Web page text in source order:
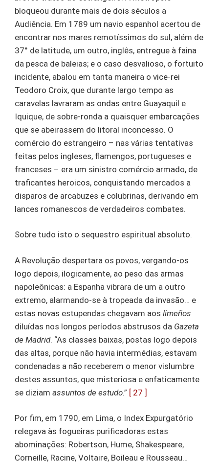
bloqueou durante mais de dois séculos a
Audiência. Em 1789 um navio espanhol acertou de
encontrar nos mares remotíssimos do sul, além de
37° de latitude, um outro, inglês, entregue à faina
da pesca de baleias; e o caso desvalioso, o fortuito
incidente, abalou em tanta maneira o vice-rei
Teodoro Croix, que durante largo tempo as
caravelas lavraram as ondas entre Guayaquil e
Iquique, de sobre-ronda a quaisquer embarcações
que se abeirassem do litoral inconcesso. O
comércio do estrangeiro – nas várias tentativas
feitas pelos ingleses, flamengos, portugueses e
franceses – era um sinistro comércio armado, de
traficantes heroicos, conquistando mercados a
disparos de arcabuzes e colubrinas, derivando em
lances romanescos de verdadeiros combates.
Sobre tudo isto o sequestro espiritual absoluto.
A Revolução despertara os povos, vergando-os
logo depois, ilogicamente, ao peso das armas
napoleônicas: a Espanha vibrara de um a outro
extremo, alarmando-se à tropeada da invasão… e
estas novas estupendas chegavam aos limeños
diluídas nos longos períodos abstrusos da Gazeta
de Madrid. “As classes baixas, postas logo depois
das altas, porque não havia intermédias, estavam
condenadas a não receberem o menor vislumbre
destes assuntos, que misteriosa e enfaticamente
se diziam assuntos de estudo.” [ 27 ]
Por fim, em 1790, em Lima, o Index Expurgatório
relegava às fogueiras purificadoras estas
abominações: Robertson, Hume, Shakespeare,
Corneille, Racine, Voltaire, Boileau e Rousseau…